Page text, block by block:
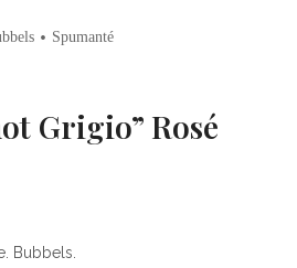
• Spumanté
Grigio” Rosé
Bubbels.